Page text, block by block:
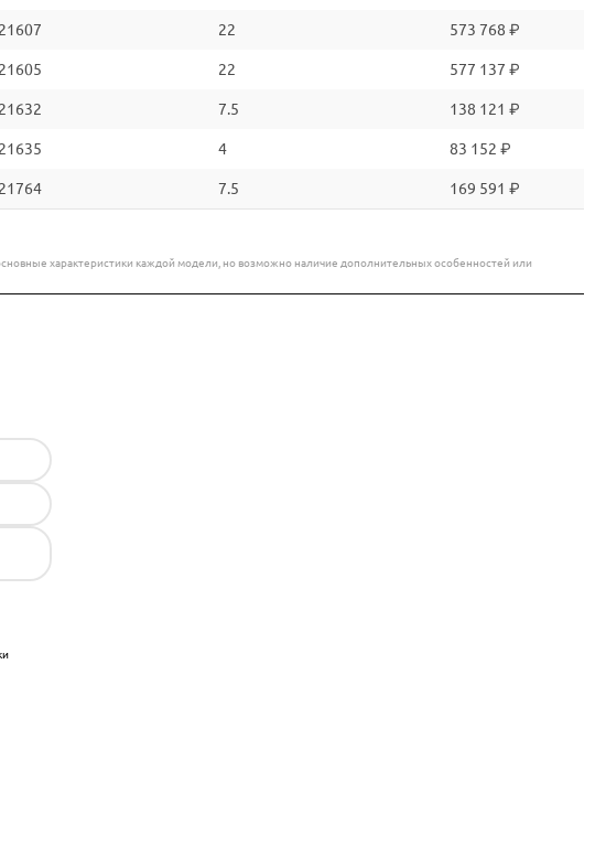
22 573 768 ₽
22 577 137 ₽
7.5 138 121 ₽
4 83 152 ₽
7.5 169 591 ₽
характеристики каждой модели, но возможно наличие дополнительных особенностей или